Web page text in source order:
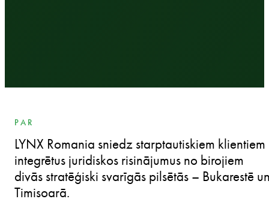
PAR
LYNX Romania sniedz starptautiskiem klientiem
integrētus juridiskos risinājumus no birojiem
divās stratēģiski svarīgās pilsētās – Bukarestē
Timisoarā.